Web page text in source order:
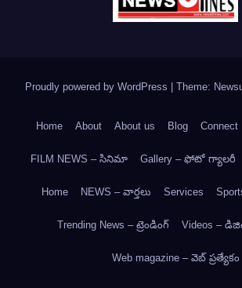
Proudly powered by WordPress Theme:
Home About About us Blog Connect
FILM NEWS – సినిమా Gallery – ఫోటో గ్యాలరీ
Home NEWS – వార్త‌లు Services
Trending News – ట్రెండింగ్ Videos –
Web magazine – వెబ్ ప్రత్యేకం